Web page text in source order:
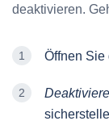
deaktivieren.
Öffnen Sie